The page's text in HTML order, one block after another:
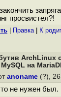
просвистел?!
Правка| К
ArchLinux
на
anoname (?),
не нужен был.